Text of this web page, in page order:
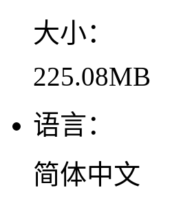
大小：
225.08MB
语言：
简体中文